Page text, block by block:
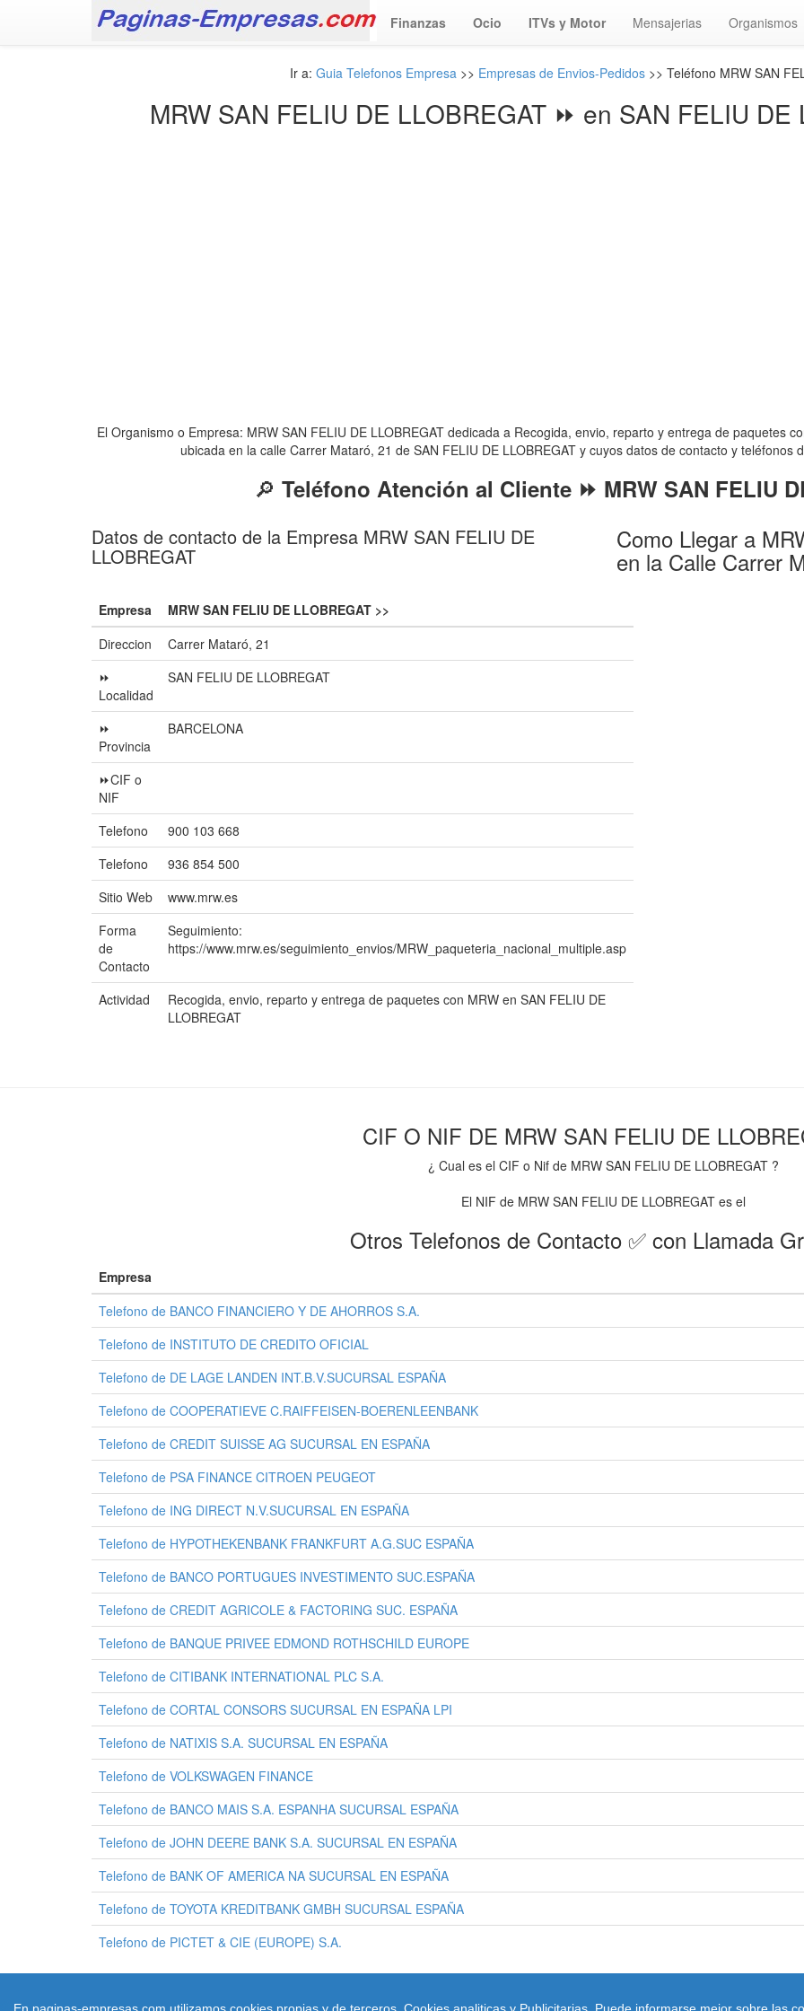
Finanzas Ocio ITVs y Motor Mensajerias Organismos
Ir a: Guia Telefonos Empresa>> Empresas de Envios-Pedidos>> Teléfono MRW SAN
MRW SAN FELIU DE LLOBREGAT ⏩ en SAN FELIU
El Organismo o Empresa: MRW SAN FELIU DE LLOBREGAT dedicada a Recogida, envio, reparto y entrega de paquetes
ubicada en la calle Carrer Mataró, 21 de SAN FELIU DE LLOBREGAT y cuyos datos de contacto y teléfonos
🔎 Teléfono Atención al Cliente ⏩ MRW SAN FELIU
Datos de contacto de la Empresa MRW SAN FELIU DE
LLOBREGAT
Empresa
MRW SAN FELIU DE LLOBREGAT >>
Direccion
Carrer Mataró, 21
⏩
Localidad
SAN FELIU DE LLOBREGAT
⏩
Provincia
BARCELONA
⏩CIF o
NIF
Telefono
900 103 668
Telefono
936 854 500
Sitio Web
www.mrw.es
Forma
de
Contacto
Seguimiento:
https://www.mrw.es/seguimiento_envios/MRW_paqueteria_nacional_multiple.asp
Actividad
Recogida, envio, reparto y entrega de paquetes con MRW en SAN FELIU DE
LLOBREGAT
Como Llegar a
en la Calle Carrer
CIF O NIF DE MRW SAN FELIU DE
¿ Cual es el CIF o Nif de MRW SAN FELIU DE LLOBREGAT ?
El NIF de MRW SAN FELIU DE LLOBREGAT es el
Otros Telefonos de Contacto ✅ con Llamada
Empresa
Telefono de BANCO FINANCIERO Y DE AHORROS S.A.
Telefono de INSTITUTO DE CREDITO OFICIAL
Telefono de DE LAGE LANDEN INT.B.V.SUCURSAL ESPAÑA
Telefono de COOPERATIEVE C.RAIFFEISEN-BOERENLEENBANK
Telefono de CREDIT SUISSE AG SUCURSAL EN ESPAÑA
Telefono de PSA FINANCE CITROEN PEUGEOT
Telefono de ING DIRECT N.V.SUCURSAL EN ESPAÑA
Telefono de HYPOTHEKENBANK FRANKFURT A.G.SUC ESPAÑA
Telefono de BANCO PORTUGUES INVESTIMENTO SUC.ESPAÑA
Telefono de CREDIT AGRICOLE & FACTORING SUC. ESPAÑA
Telefono de BANQUE PRIVEE EDMOND ROTHSCHILD EUROPE
Telefono de CITIBANK INTERNATIONAL PLC S.A.
Telefono de CORTAL CONSORS SUCURSAL EN ESPAÑA LPI
Telefono de NATIXIS S.A. SUCURSAL EN ESPAÑA
Telefono de VOLKSWAGEN FINANCE
Telefono de BANCO MAIS S.A. ESPANHA SUCURSAL ESPAÑA
Telefono de JOHN DEERE BANK S.A. SUCURSAL EN ESPAÑA
Telefono de BANK OF AMERICA NA SUCURSAL EN ESPAÑA
Telefono de TOYOTA KREDITBANK GMBH SUCURSAL ESPAÑA
Telefono de PICTET & CIE (EUROPE) S.A.